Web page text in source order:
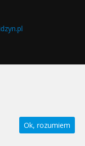
PROJEKTY
Ok, rozumiem